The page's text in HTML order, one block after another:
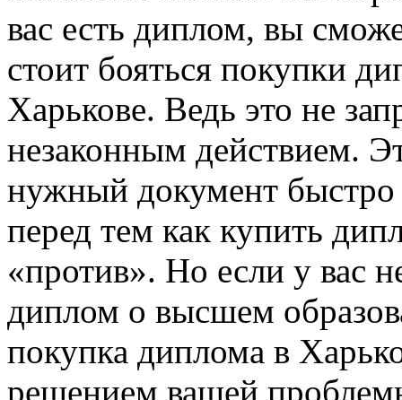
вас есть диплом, вы
стоит бояться покупки
Харькове. Ведь это не
незаконным действием.
нужный документ быстро
перед тем как купить
«против». Но если у вас
диплом о высшем
покупка диплома в
решением вашей